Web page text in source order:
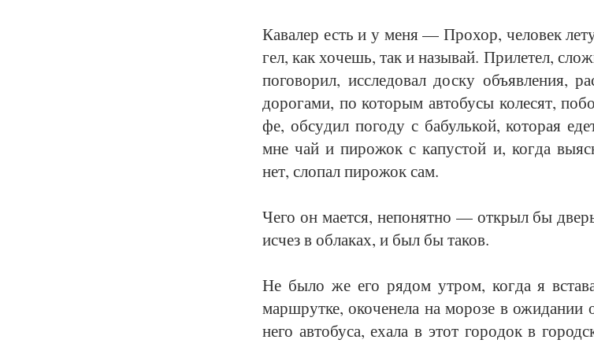
Ка­ва­лер есть и у ме­ня — Про­хор, че­ло­век
гел, как хо­чешь, так и на­зы­вай. При­ле­тел,
по­го­во­рил, ис­сле­до­вал доску объ­яв­ле­ния,
до­ро­га­ми, по ко­то­рым ав­то­бу­сы ко­ле­сят,
фе, об­су­дил по­го­ду с ба­буль­кой, ко­то­рая
мне чай и пи­ро­жок с ка­пус­той и, ког­да
нет, сло­пал пи­ро­жок сам.
Че­го он ма­ет­ся, не­по­нят­но — от­крыл бы
ис­чез в об­ла­ках, и был бы та­ков.
Не бы­ло же его ря­дом ут­ром, ког­да я
марш­рут­ке, око­че­не­ла на мо­ро­зе в
не­го ав­то­бу­са, еха­ла в этот го­ро­док в